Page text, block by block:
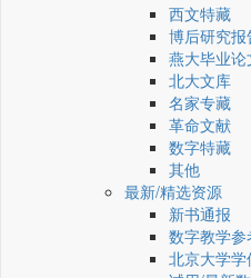
西文特藏
博后研究报
燕大毕业论
北大文库
名家专藏
革命文献
数字特藏
其他
最新/精选资源
新书通报
数字教学
北京大学学